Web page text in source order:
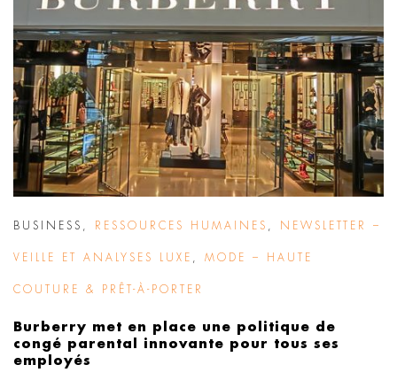
BUSINESS RESSOURCES HUMAINES NEWSLETTER –
VEILLE ET ANALYSES LUXE MODE – HAUTE
COUTURE & PRÊT-À-PORTER
Burberry met en place une politique de
congé parental innovante pour tous ses
employés